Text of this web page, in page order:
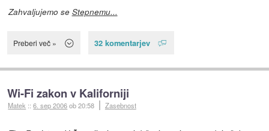
Zahvaljujemo se Stepnemu...
Preberi več » 32 komentarjev
Wi-Fi zakon v Kaliforniji
Matek ::6. sep 2006ob 20:58 Zasebnost